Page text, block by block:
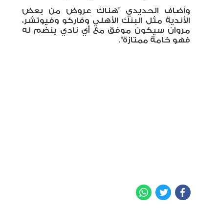
وأضاف الحديدي "هناك عروض من بعض
الأندية مثل البنك الأهلي وفاركو وفيوتشر،
مروان سيكون موفق مع أي نادي ينضم له
فهو خامة ممتازة".
Facebook
Twitter